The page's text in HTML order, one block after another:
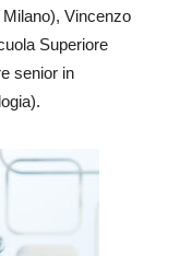
Milano), Vincenzo
Superiore
senior in